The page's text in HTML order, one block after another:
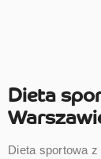
Dieta
Dieta sportowa